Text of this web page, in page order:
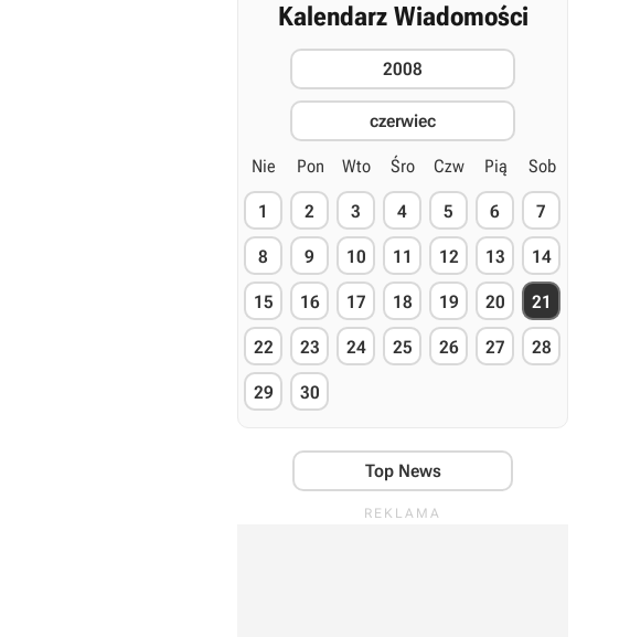
Kalendarz Wiadomości
2008
czerwiec
Nie Pon Wto Śro Czw Pią Sob
1 2 3 4 5 6 7
8 9 10 11 12 13 14
15 16 17 18 19 20 21
22 23 24 25 26 27 28
29 30
Top News